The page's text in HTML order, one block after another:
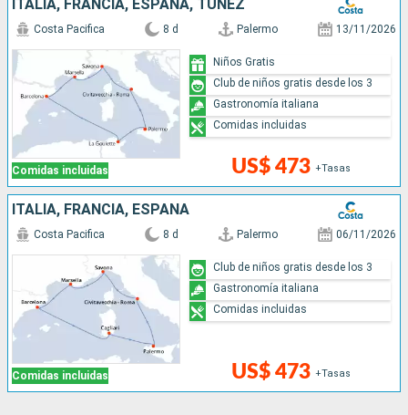
ITALIA, FRANCIA, ESPAÑA, TÚNEZ
Comidas incluidas
Costa Pacifica 8 d Palermo 13/11/2026
US$ 473 +Tasas
Niños Gratis
Club de niños gratis desde los 3
Gastronomía italiana
Comidas incluidas
ITALIA, FRANCIA, ESPAÑA
Comidas incluidas
Costa Pacifica 8 d Palermo 06/11/2026
US$ 473 +Tasas
Club de niños gratis desde los 3
Gastronomía italiana
Comidas incluidas